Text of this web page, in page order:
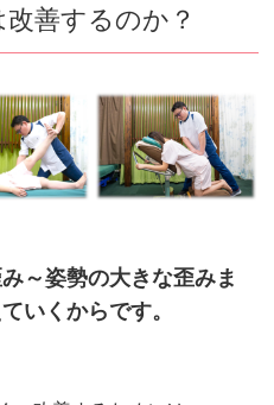
善するのか？
～姿勢の大きな歪みま
いくからです。